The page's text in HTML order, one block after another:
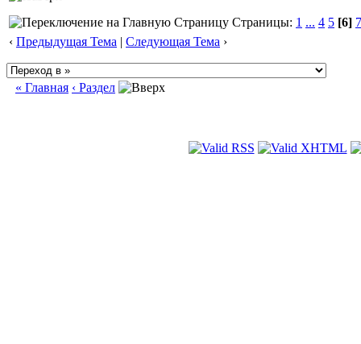
Страницы: 1 ... 4 5 [6] 7
‹ Предыдущая Тема | Следующая Тема ›
« Главная ‹ Раздел